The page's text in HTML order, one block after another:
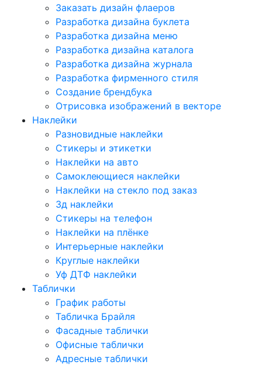
Заказать дизайн флаеров
Разработка дизайна буклета
Разработка дизайна меню
Разработка дизайна каталога
Разработка дизайна журнала
Разработка фирменного стиля
Создание брендбука
Отрисовка изображений в векторе
Наклейки
Разновидные наклейки
Стикеры и этикетки
Наклейки на авто
Самоклеющиеся наклейки
Наклейки на стекло под заказ
3д наклейки
Cтикеры на телефон
Наклейки на плёнке
Интерьерные наклейки
Круглые наклейки
Уф ДТФ наклейки
Таблички
График работы
Табличка Брайля
Фасадные таблички
Офисные таблички
Адресные таблички